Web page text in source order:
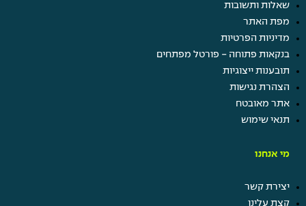
שאלות ותשובות
מפת האתר
מדיניות הפרטיות
בנקאות פתוחה - פורטל מפתחים
תובענות ייצוגיות
הצהרת נגישות
אתר מאובטח
תנאי שימוש
מי אנחנו
יצירת קשר
קצת עלינו